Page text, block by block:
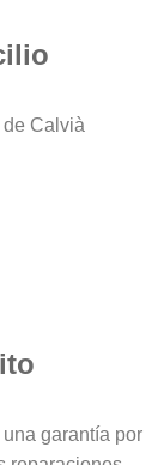
Calvià
garantía por